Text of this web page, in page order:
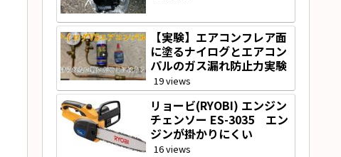
【実験】エアコンフレア面
に塗るナイログとエアコン
パルのガス漏れ防止力実験
19 views
リョービ(RYOBI) エンジン
チェンソー ES-3035 エン
ジンが掛かりにくい
16 views